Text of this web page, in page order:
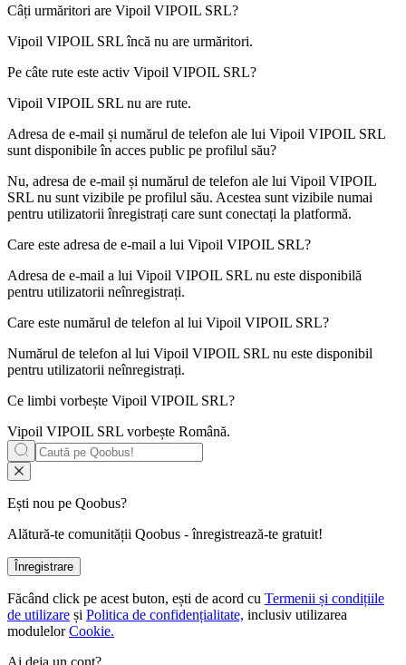
Câți urmăritori are Vipoil VIPOIL SRL?
Vipoil VIPOIL SRLîncă nu are urmăritori.
Pe câte rute este activ Vipoil VIPOIL SRL?
Vipoil VIPOIL SRL nu are rute.
Adresa de e-mail și numărul de telefon ale lui Vipoil VIPOIL SRL
sunt disponibile în acces public pe profilul său?
Nu, adresa de e-mail și numărul de telefon ale lui Vipoil VIPOIL
SRL nu sunt vizibile pe profilul său. Acestea sunt vizibile numai
pentru utilizatorii înregistrați care sunt conectați la platformă.
Care este adresa de e-mail a lui Vipoil VIPOIL SRL?
Adresa de e-mail a lui Vipoil VIPOIL SRL nu este disponibilă
pentru utilizatorii neînregistrați.
Care este numărul de telefon al lui Vipoil VIPOIL SRL?
Numărul de telefon al lui Vipoil VIPOIL SRL nu este disponibil
pentru utilizatorii neînregistrați.
Ce limbi vorbește Vipoil VIPOIL SRL?
Vipoil VIPOIL SRL vorbește Română.
Ești nou pe Qoobus?
Alătură-te comunității Qoobus - înregistrează-te gratuit!
Înregistrare
Făcând click pe acest buton, ești de acord cu Termenii și condițiile
de utilizare și Politica de confidențialitate, inclusiv utilizarea
modulelor Cookie.